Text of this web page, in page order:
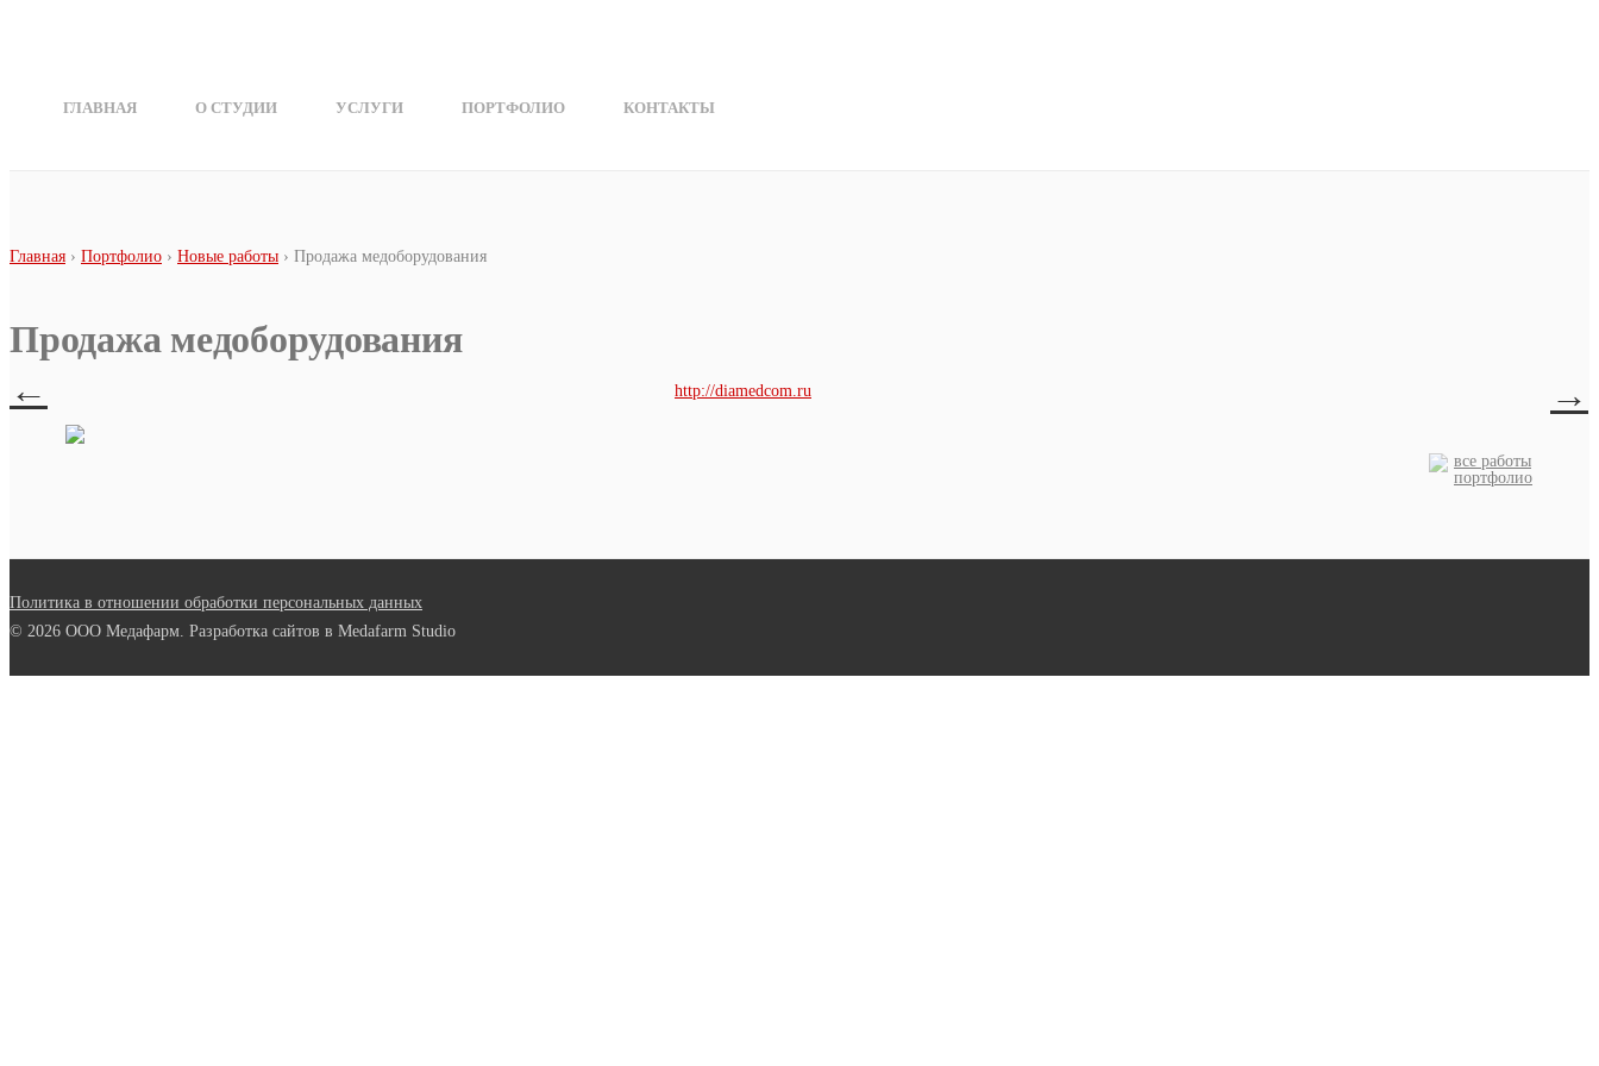
ГЛАВНАЯ О СТУДИИ УСЛУГИ ПОРТФОЛИО КОНТАКТЫ
Вы здесь
Главная › Портфолио › Новые работы › Продажа медоборудования
Продажа медоборудования
←
http://diamedcom.ru →
все работы
портфолио
Политика в отношении обработки персональных данных
© 2026 ООО Медафарм. Разработка сайтов в Medafarm Studio